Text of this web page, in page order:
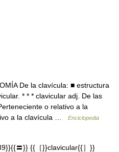
De la clavícula: ■ estructura
* * * clavicular adj. De las
o relativo a la
a la clavícula …
Enciclopedia
〓}} {{［}}clavicular{{］}}